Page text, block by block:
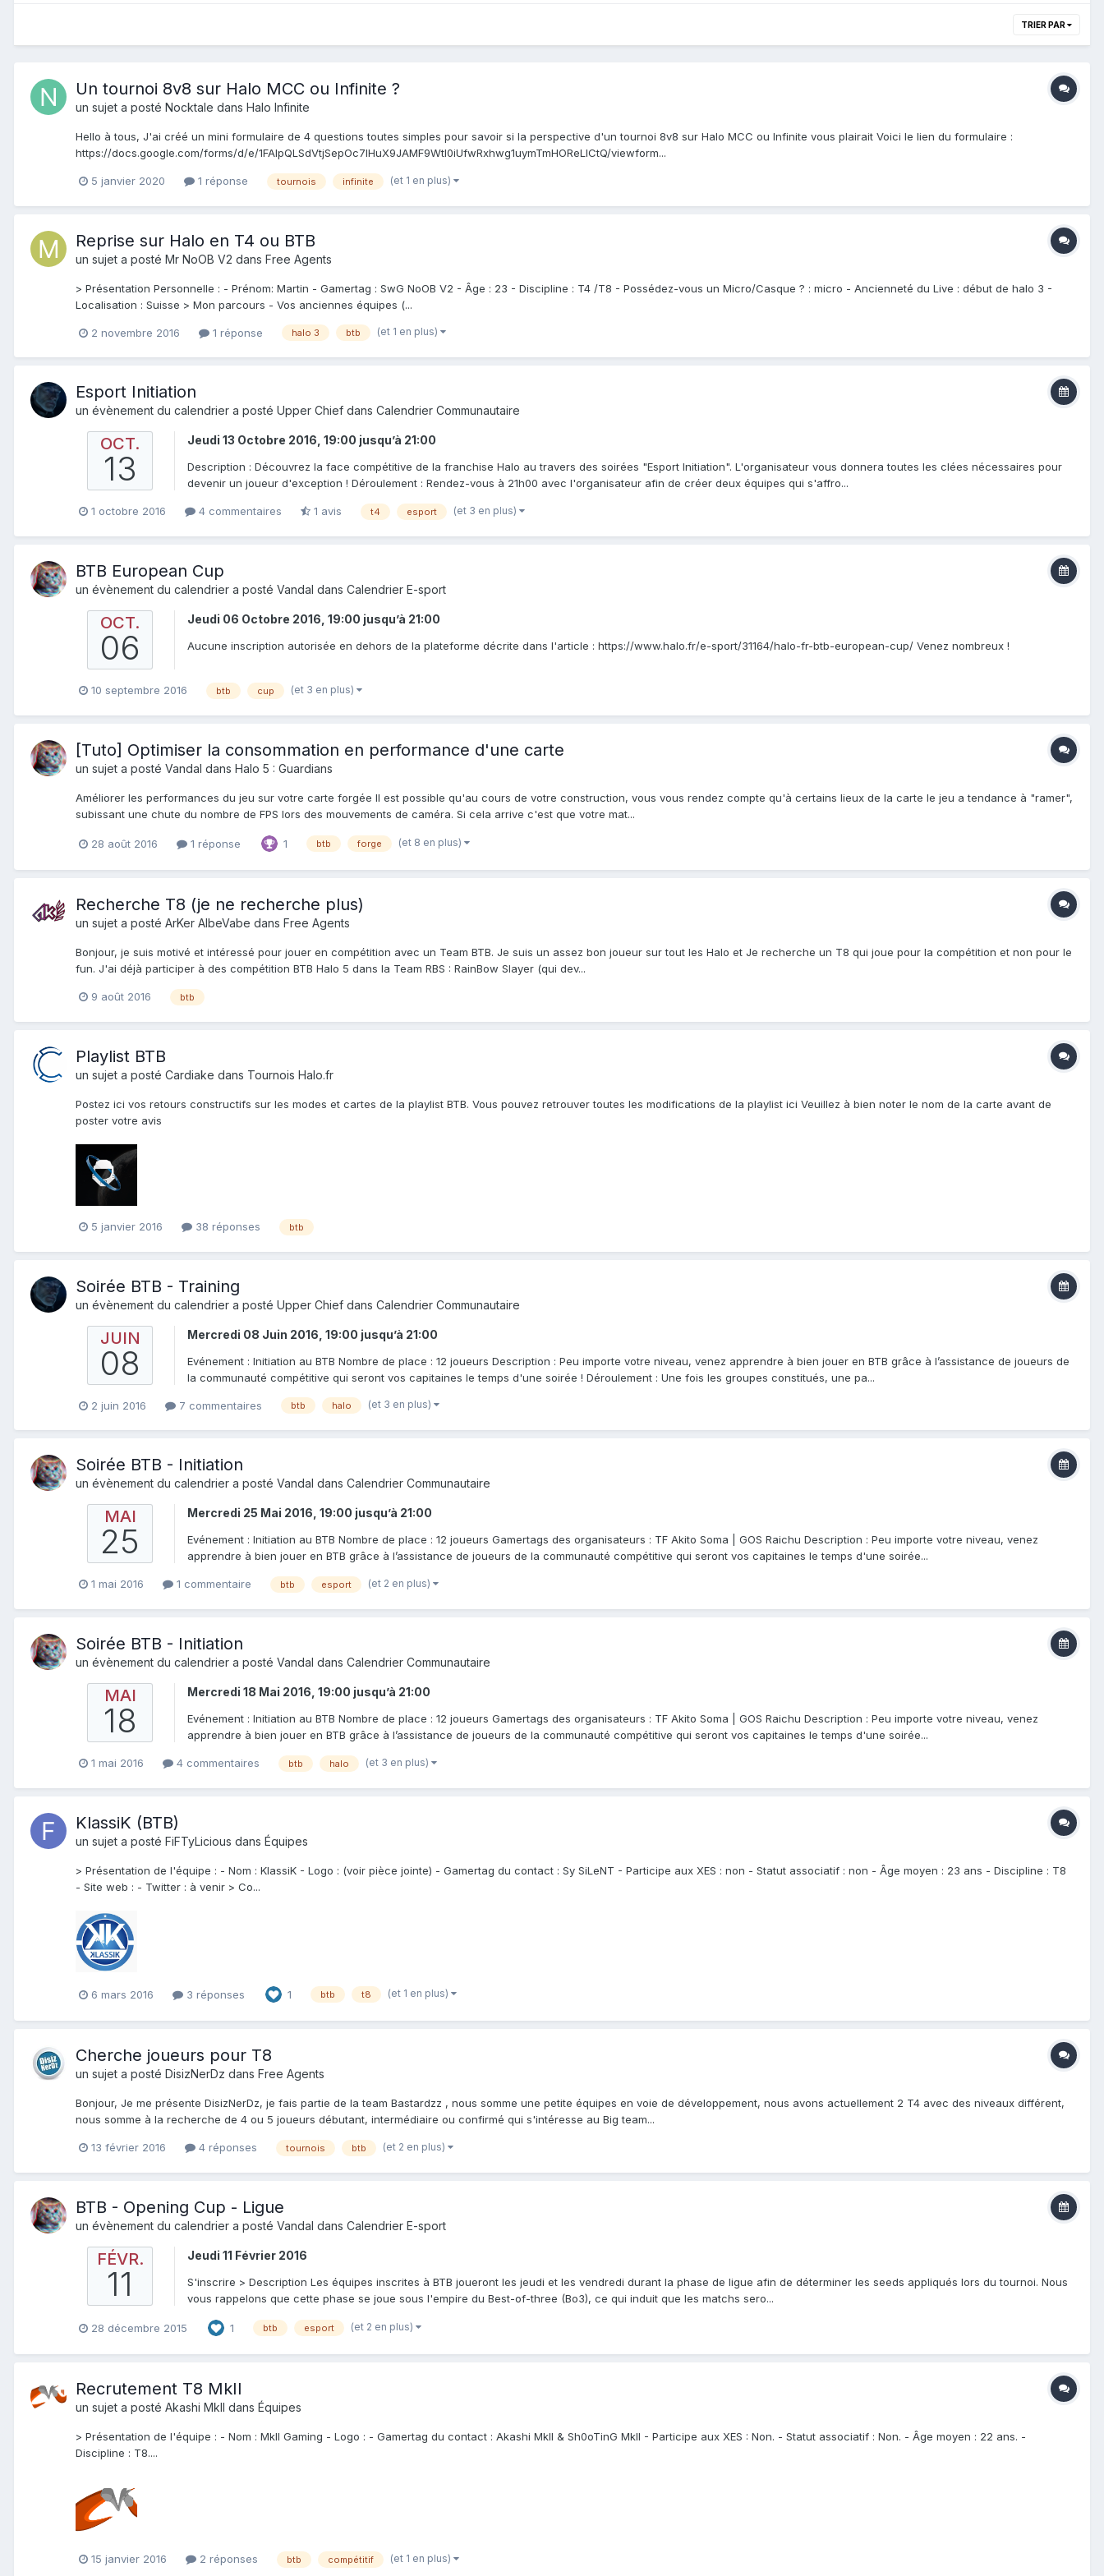
TRIER PAR
Un tournoi 8v8 sur Halo MCC ou Infinite ?
un sujet a posté Nocktale dans Halo Infinite
Hello à tous, J'ai créé un mini formulaire de 4 questions toutes simples pour savoir si la perspective d'un tournoi 8v8 sur Halo MCC ou Infinite vous plairait Voici le lien du formulaire :
https://docs.google.com/forms/d/e/1FAIpQLSdVtjSepOc7IHuX9JAMF9Wtl0iUfwRxhwg1uymTmHOReLlCtQ/viewform...
5 janvier 2020 1 réponse tournois infinite (et 1 en plus)
Reprise sur Halo en T4 ou BTB
un sujet a posté Mr NoOB V2 dans Free Agents
> Présentation Personnelle : - Prénom: Martin - Gamertag : SwG NoOB V2 - Âge : 23 - Discipline : T4 /T8 - Possédez-vous un Micro/Casque ? : micro - Ancienneté du Live : début de halo 3 -
Localisation : Suisse > Mon parcours - Vos anciennes équipes (...
2 novembre 2016 1 réponse halo 3 btb (et 1 en plus)
Esport Initiation
un évènement du calendrier a posté Upper Chief dans Calendrier Communautaire
OCT.
13
Jeudi 13 Octobre 2016, 19:00 jusqu’à 21:00
Description : Découvrez la face compétitive de la franchise Halo au travers des soirées "Esport Initiation". L'organisateur vous donnera toutes les clées nécessaires pour
devenir un joueur d'exception ! Déroulement : Rendez-vous à 21h00 avec l'organisateur afin de créer deux équipes qui s'affro...
1 octobre 2016 4 commentaires 1 avis t4 esport (et 3 en plus)
BTB European Cup
un évènement du calendrier a posté Vandal dans Calendrier E-sport
OCT.
06
Jeudi 06 Octobre 2016, 19:00 jusqu’à 21:00
Aucune inscription autorisée en dehors de la plateforme décrite dans l'article : https://www.halo.fr/e-sport/31164/halo-fr-btb-european-cup/ Venez nombreux !
10 septembre 2016 btb cup (et 3 en plus)
[Tuto] Optimiser la consommation en performance d'une carte
un sujet a posté Vandal dans Halo 5 : Guardians
Améliorer les performances du jeu sur votre carte forgée Il est possible qu'au cours de votre construction, vous vous rendez compte qu'à certains lieux de la carte le jeu a tendance à "ramer",
subissant une chute du nombre de FPS lors des mouvements de caméra. Si cela arrive c'est que votre mat...
28 août 2016 1 réponse 1 btb forge (et 8 en plus)
Recherche T8 (je ne recherche plus)
un sujet a posté ArKer AlbeVabe dans Free Agents
Bonjour, je suis motivé et intéressé pour jouer en compétition avec un Team BTB. Je suis un assez bon joueur sur tout les Halo et Je recherche un T8 qui joue pour la compétition et non pour le
fun. J'ai déjà participer à des compétition BTB Halo 5 dans la Team RBS : RainBow Slayer (qui dev...
9 août 2016 btb
Playlist BTB
un sujet a posté Cardiake dans Tournois Halo.fr
Postez ici vos retours constructifs sur les modes et cartes de la playlist BTB. Vous pouvez retrouver toutes les modifications de la playlist ici Veuillez à bien noter le nom de la carte avant de
poster votre avis
5 janvier 2016 38 réponses btb
Soirée BTB - Training
un évènement du calendrier a posté Upper Chief dans Calendrier Communautaire
JUIN
08
Mercredi 08 Juin 2016, 19:00 jusqu’à 21:00
Evénement : Initiation au BTB Nombre de place : 12 joueurs Description : Peu importe votre niveau, venez apprendre à bien jouer en BTB grâce à l’assistance de joueurs de
la communauté compétitive qui seront vos capitaines le temps d'une soirée ! Déroulement : Une fois les groupes constitués, une pa...
2 juin 2016 7 commentaires btb halo (et 3 en plus)
Soirée BTB - Initiation
un évènement du calendrier a posté Vandal dans Calendrier Communautaire
MAI
25
Mercredi 25 Mai 2016, 19:00 jusqu’à 21:00
Evénement : Initiation au BTB Nombre de place : 12 joueurs Gamertags des organisateurs : TF Akito Soma | GOS Raichu Description : Peu importe votre niveau, venez
apprendre à bien jouer en BTB grâce à l’assistance de joueurs de la communauté compétitive qui seront vos capitaines le temps d'une soirée...
1 mai 2016 1 commentaire btb esport (et 2 en plus)
Soirée BTB - Initiation
un évènement du calendrier a posté Vandal dans Calendrier Communautaire
MAI
18
Mercredi 18 Mai 2016, 19:00 jusqu’à 21:00
Evénement : Initiation au BTB Nombre de place : 12 joueurs Gamertags des organisateurs : TF Akito Soma | GOS Raichu Description : Peu importe votre niveau, venez
apprendre à bien jouer en BTB grâce à l’assistance de joueurs de la communauté compétitive qui seront vos capitaines le temps d'une soirée...
1 mai 2016 4 commentaires btb halo (et 3 en plus)
KlassiK (BTB)
un sujet a posté FiFTyLicious dans Équipes
> Présentation de l'équipe : - Nom : KlassiK - Logo : (voir pièce jointe) - Gamertag du contact : Sy SiLeNT - Participe aux XES : non - Statut associatif : non - Âge moyen : 23 ans - Discipline : T8
- Site web : - Twitter : à venir > Co...
6 mars 2016 3 réponses 1 btb t8 (et 1 en plus)
Cherche joueurs pour T8
un sujet a posté DisizNerDz dans Free Agents
Bonjour, Je me présente DisizNerDz, je fais partie de la team Bastardzz , nous somme une petite équipes en voie de développement, nous avons actuellement 2 T4 avec des niveaux différent,
nous somme à la recherche de 4 ou 5 joueurs débutant, intermédiaire ou confirmé qui s'intéresse au Big team...
13 février 2016 4 réponses tournois btb (et 2 en plus)
BTB - Opening Cup - Ligue
un évènement du calendrier a posté Vandal dans Calendrier E-sport
FÉVR.
11
Jeudi 11 Février 2016
S'inscrire > Description Les équipes inscrites à BTB joueront les jeudi et les vendredi durant la phase de ligue afin de déterminer les seeds appliqués lors du tournoi. Nous
vous rappelons que cette phase se joue sous l'empire du Best-of-three (Bo3), ce qui induit que les matchs sero...
28 décembre 2015 1 btb esport (et 2 en plus)
Recrutement T8 MkII
un sujet a posté Akashi MkII dans Équipes
> Présentation de l'équipe : - Nom : MkII Gaming - Logo : - Gamertag du contact : Akashi MkII & Sh0oTinG MkII - Participe aux XES : Non. - Statut associatif : Non. - Âge moyen : 22 ans. -
Discipline : T8....
15 janvier 2016 2 réponses btb compétitif (et 1 en plus)